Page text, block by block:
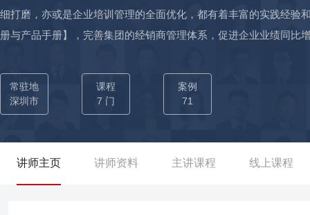
细打磨，亦或是企业培训管理的全面优化，都有着丰富的实践经验
册与产品手册】，完善集团的经销商管理体系，促进企业业绩同比
路》、《渠道通路精耕》、《TTT内部岗位带教导师训练营》等20
升】培训项目70+场次；同时对部分岗位进行经验萃取+典型/优秀
《用服务带动营销案例》，成为行业学习标杆；
常驻地
深圳市
课程
7 门
案例
71
讲师主页 讲师资料 主讲课程 线上课程